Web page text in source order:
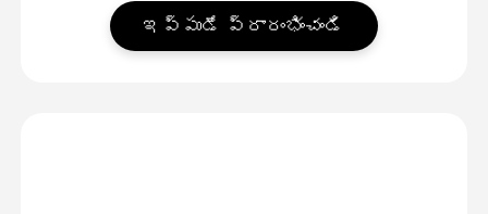
ఇప్పుడే ప్రారంభించండి